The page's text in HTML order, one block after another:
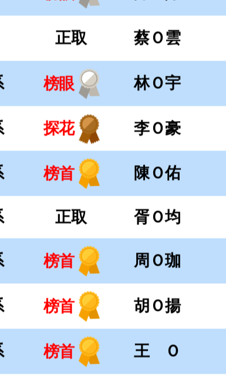
榜首 陳Ｏ佑
正取 胥Ｏ均
榜首 周Ｏ珈
榜首 胡Ｏ揚
榜首 王 Ｏ
組 榜首 許Ｏ翔
組 榜眼 洪Ｏ宸
正取 李Ｏ翰